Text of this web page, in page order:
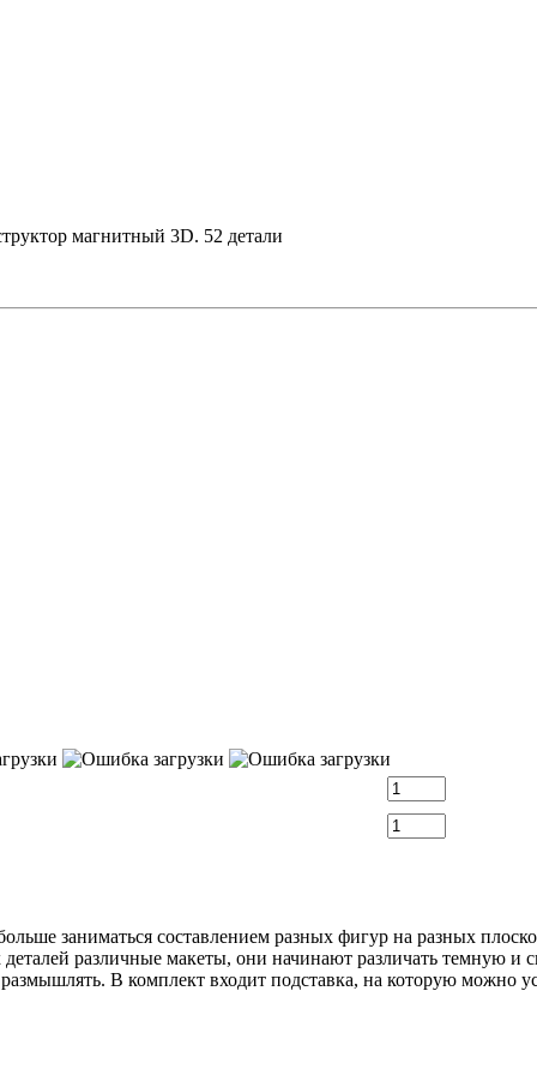
магнитный 3D. 52 детали
заниматься составлением разных фигур на разных
различные макеты, они начинают различать темную и
В комплект входит подставка, на которую можно